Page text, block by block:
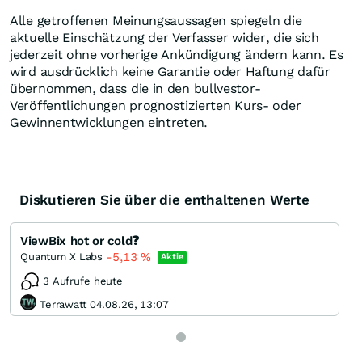
Alle getroffenen Meinungsaussagen spiegeln die
aktuelle Einschätzung der Verfasser wider, die sich
jederzeit ohne vorherige Ankündigung ändern kann. Es
wird ausdrücklich keine Garantie oder Haftung dafür
übernommen, dass die in den bullvestor-
Veröffentlichungen prognostizierten Kurs- oder
Gewinnentwicklungen eintreten.
Diskutieren Sie über die enthaltenen Werte
ViewBix hot or cold❓
Quantum X Labs -5,13% Aktie
3 Aufrufe heute
Terrawatt 04.08.26, 13:07